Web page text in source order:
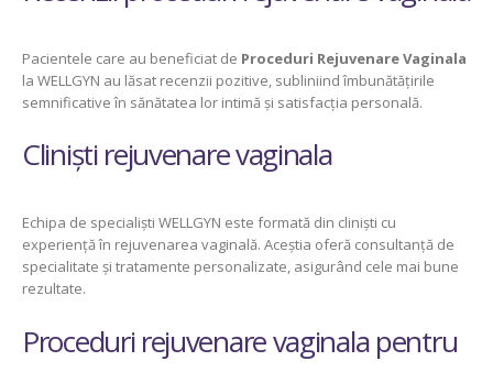
Pacientele care au beneficiat de Proceduri Rejuvenare Vaginala
la WELLGYN au lăsat recenzii pozitive, subliniind îmbunătățirile
semnificative în sănătatea lor intimă și satisfacția personală.
Cliniști rejuvenare vaginala
Echipa de specialiști WELLGYN este formată din cliniști cu
experiență în rejuvenarea vaginală. Aceștia oferă consultanță de
specialitate și tratamente personalizate, asigurând cele mai bune
rezultate.
Proceduri rejuvenare vaginala pentru